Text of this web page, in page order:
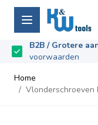
Ga naar de inhoud
B2B / Grotere
voorwaarden
Beoordeeld met 9.5
Home
/ Vlonderschroeven